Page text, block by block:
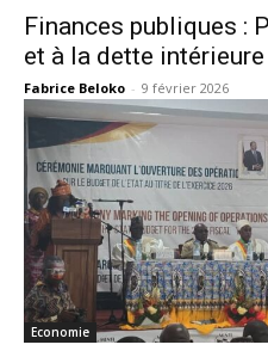
Finances publiques :
et à la dette intérieure
Fabrice Beloko - 9 février 2026
Economie